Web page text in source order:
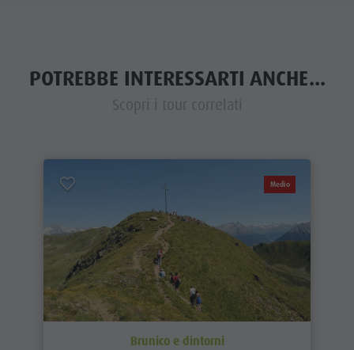
POTREBBE INTERESSARTI ANCHE...
Scopri i tour correlati
Medio
Brunico e dintorni